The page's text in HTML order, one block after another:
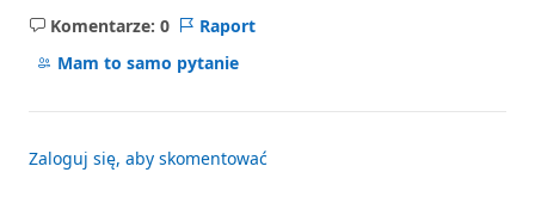
c
i
Komentarze: 0
Brak
komentarzy
Raport
Mam to samo pytanie
Zaloguj się, aby skomentować